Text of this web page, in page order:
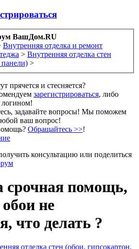
ВашДом.RU
Внутренняя отделка и ремонт
> Внутренняя отделка стен
панели) >
прячется и стесняется?
зарегистрироваться, либо
логином!
задавайте вопросы! Мы поможем
ваш вопрос!
Обращайтесь >>!
консультацию или поделиться
помощь,
не
что делать ?
отделка стен (обои, гипсокартон,